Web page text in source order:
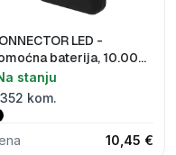
LED -
baterija, 10.000
stanju
kom.
10,45 €